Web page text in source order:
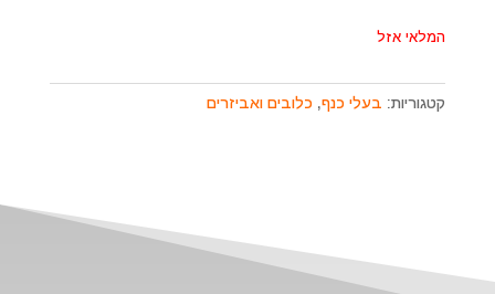
המלאי אזל
קטגוריות: בעלי כנף, כלובים ואביזרים